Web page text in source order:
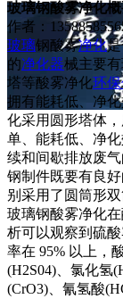
玻璃钢酸雾净化
作者：
玻璃钢酸雾净化
的净化器械主要
塔等酸雾净化环保
拥有能耗低、净
化采用圆形塔体
单、能耗低、净
续和间歇排放废
钢制件既要有良
别采用了圆筒形
玻璃钢酸雾净化
析可以观察到硫
率在 95% 以上，
(H2S04)、氯化氢
(CrO3)、氰氢酸